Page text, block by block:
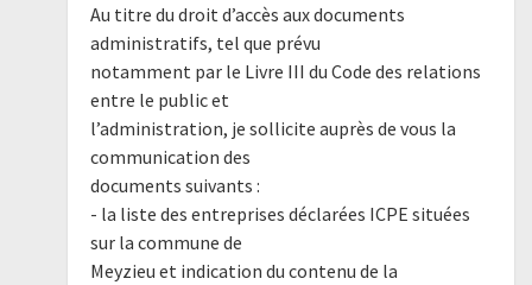
Au titre du droit d’accès aux documents
administratifs, tel que prévu
notamment par le Livre III du Code des relations
entre le public et
l’administration, je sollicite auprès de vous la
communication des
documents suivants :
- la liste des entreprises déclarées ICPE situées
sur la commune de
Meyzieu et indication du contenu de la